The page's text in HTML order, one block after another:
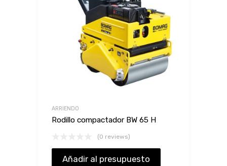
ARRIENDO
Rodillo compactador BW 65 H
(0 reviews)
Añadir al presupuesto